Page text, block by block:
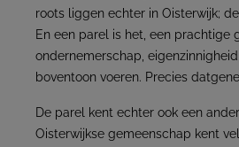
roots liggen echter in Oisterwijk;
En een parel is het, een prachtige
ondernemerschap,
boventoon voeren. Precies
De parel kent echter ook een
Oisterwijkse gemeenschap kent